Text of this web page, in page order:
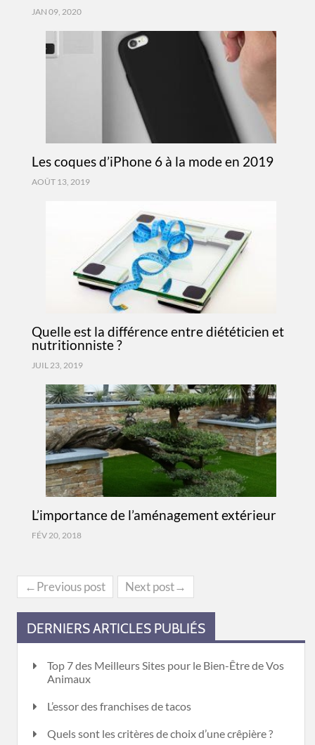
JAN 09, 2020
Les coques d’iPhone 6 à la mode en 2019
AOÛT 13, 2019
Quelle est la différence entre diététicien et
nutritionniste ?
JUIL 23, 2019
L’importance de l’aménagement extérieur
FÉV 20, 2018
←Previous post Next post→
DERNIERS ARTICLES PUBLIÉS
Top 7 des Meilleurs Sites pour le Bien-Être de Vos
Animaux
L’essor des franchises de tacos
Quels sont les critères de choix d’une crêpière ?